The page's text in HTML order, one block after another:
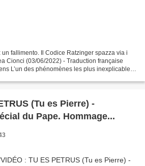
fallimento. Il Codice Ratzinger spazza via i
Cionci (03/06/2022) - Traduction française
L’un des phénomènes les plus inexplicables
(Tu es Pierre) -
du Pape. Hommage...